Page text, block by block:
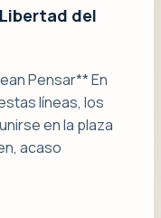
del
Pensar** En
líneas, los
en la plaza
acaso